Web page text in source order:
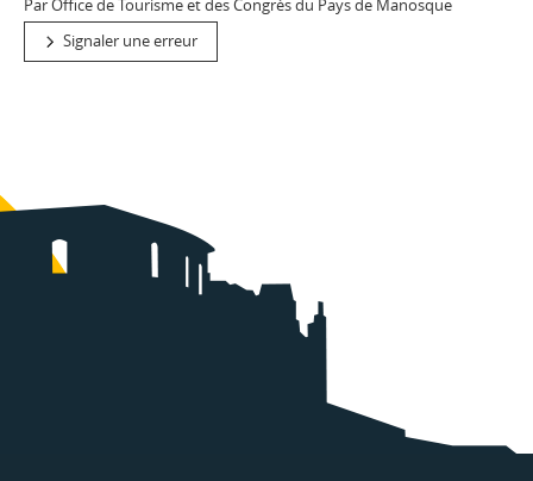
Par Office de Tourisme et des Congrès du Pays de Manosque
Signaler une erreur